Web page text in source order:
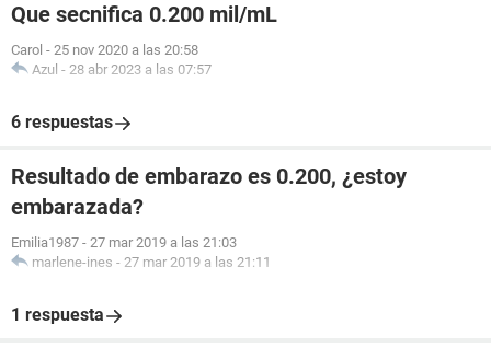
Que secnifica 0.200 mil/mL
Carol - 25 nov 2020 a las 20:58
Azul - 28 abr 2023 a las 07:57
6 respuestas
Resultado de embarazo es 0.200, ¿estoy
embarazada?
Emilia1987 - 27 mar 2019 a las 21:03
marlene-ines - 27 mar 2019 a las 21:11
1 respuesta